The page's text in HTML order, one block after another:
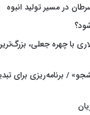
در مسیر تولید انبوه
میلیون دلاری با چهره جعلی،
/ برنامه‌ریزی برای